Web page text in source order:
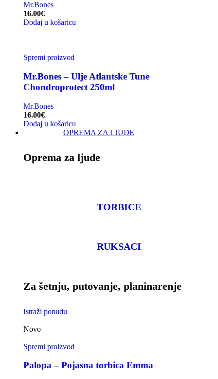
Mr.Bones
16.00€
Dodaj u košaricu
Spremi proizvod
Mr.Bones – Ulje Atlantske Tune
Chondroprotect 250ml
Mr.Bones
16.00€
Dodaj u košaricu
OPREMA ZA LJUDE
Oprema za ljude
TORBICE
RUKSACI
Za šetnju, putovanje, planinarenje
Istraži ponudu
Novo
Spremi proizvod
Palopa – Pojasna torbica Emma